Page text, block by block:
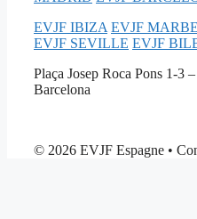
EVJF IBIZA EVJF
EVJF SEVILLE EVJF
Plaça Josep Roca Pons 1-3
Barcelona
© 2026 EVJF Espagne •